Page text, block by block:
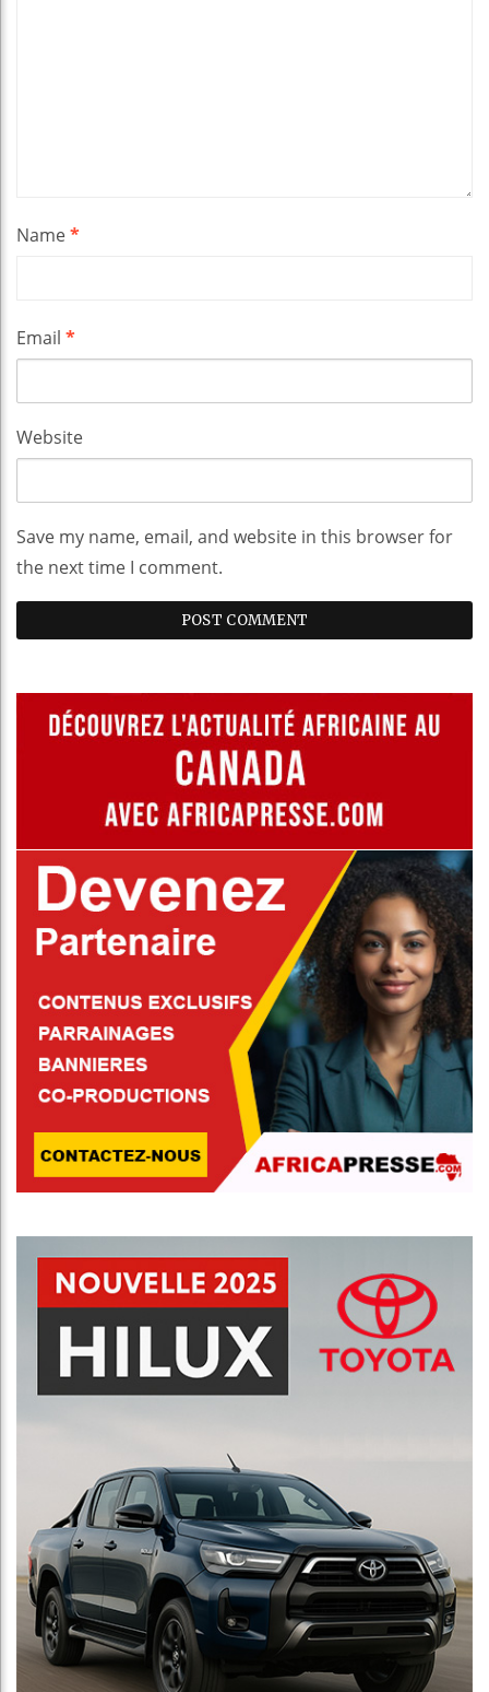
Name*
Email *
Website
Save my name, email, and website in this browser for
the next time I comment.